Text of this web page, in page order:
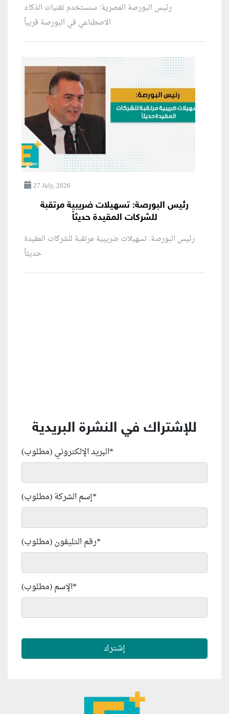
رئيس البورصة المصرية: سنستخدم تقنيات الذكاء
الاصطناعي في البورصة قريباً
27 July, 2026
رئيس البورصة: تسهيلات ضريبية مرتقبة
للشركات المقيدة حديثاً
رئيس البورصة: تسهيلات ضريبية مرتقبة للشركات المقيدة
للإشتراك في النشرة البريدية
البريد الإلكتروني (مطلوب)*
إسم الشركة (مطلوب)*
رقم التليفون (مطلوب)*
الإسم (مطلوب)*